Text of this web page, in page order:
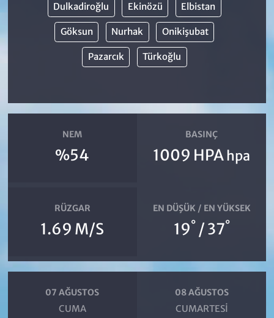
Dulkadiroğlu Ekinözü Elbistan
Göksun Nurhak Onikişubat
Pazarcık Türkoğlu
NEM
%54
BASINÇ
1009 HPA hpa
RÜZGAR
1.69 M/S
EN DÜŞÜK / EN YÜKSEK
19° / 37°
07 AĞUSTOS
CUMA
08 AĞUSTOS
CUMARTESI